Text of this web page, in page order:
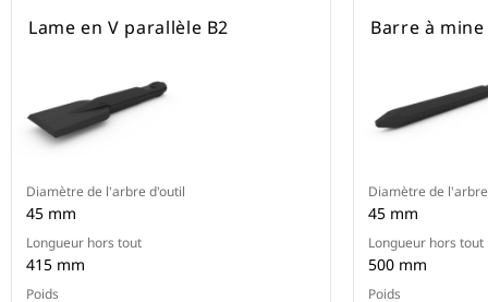
Lame en V parallèle B2
Diamètre de l'arbre d'outil
45 mm
Longueur hors tout
415 mm
Poids
Barre à mine
Diamètre de
45 mm
Longueur hors tout
500 mm
Poids